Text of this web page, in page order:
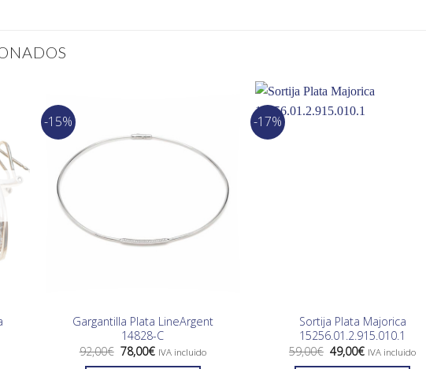
-15%
Gargantilla Plata LineArgent
14828-C
92,00€ El
precio
78,00€ElIVA incluido
-17%
Sortija Plata Majorica
15256.01.2.915.010.1
59,00€ El
precio
49,00€ElIVA incluido